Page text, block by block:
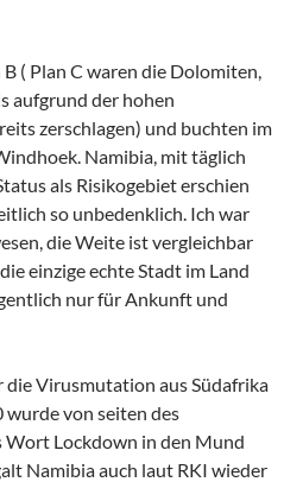
( Plan C waren die Dolomiten,
aufgrund der hohen
zerschlagen) und buchten im
Namibia, mit täglich
als Risikogebiet erschien
so unbedenklich. Ich war
die Weite ist vergleichbar
einzige echte Stadt im Land
nur für Ankunft und
die Virusmutation aus Südafrika
von seiten des
Wort Lockdown in den Mund
Namibia auch laut RKI wieder